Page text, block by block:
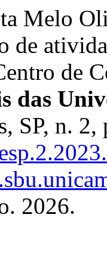
Melo
de
de
das
SP, n.
2026.